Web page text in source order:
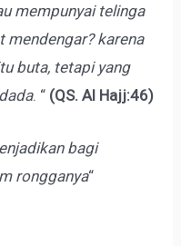
mempunyai telinga
mendengar? karena
buta, tetapi yang
. “ (QS. Al Hajj:46)
bagi
rongganya“